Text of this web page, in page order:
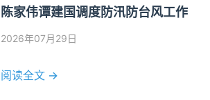
陈家伟谭建国调度防汛防台风工作
2026年07月29日
阅读全文 →